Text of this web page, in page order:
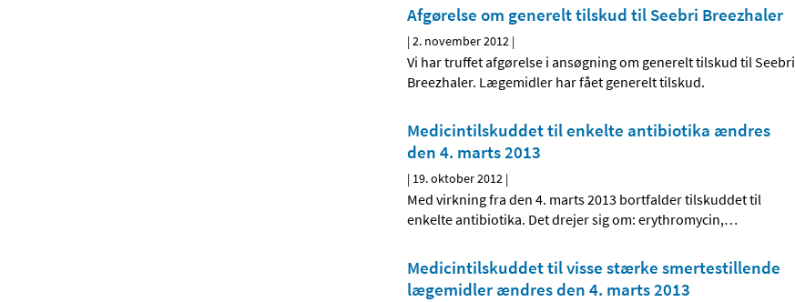
Afgørelse om generelt tilskud til Seebri Breezhaler
|2. november 2012 |
Vi har truffet afgørelse i ansøgning om generelt tilskud til Seebri
Breezhaler. Lægemidler har fået generelt tilskud.
Medicintilskuddet til enkelte antibiotika ændres
den 4. marts 2013
| 19. oktober 2012 |
Med virkning fra den 4. marts 2013 bortfalder tilskuddet til
enkelte antibiotika. Det drejer sig om: erythromycin,…
Medicintilskuddet til visse stærke smertestillende
lægemidler ændres den 4. marts 2013